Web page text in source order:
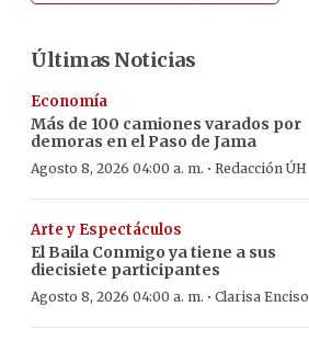
Últimas Noticias
Economía
Más de 100 camiones varados por
demoras en el Paso de Jama
Agosto 8, 2026 04:00 a. m. · Redacción ÚH
Arte y Espectáculos
El Baila Conmigo ya tiene a sus
diecisiete participantes
Agosto 8, 2026 04:00 a. m. · Clarisa Enciso